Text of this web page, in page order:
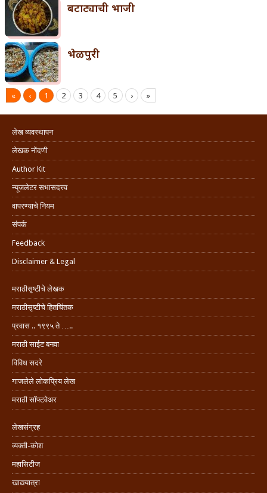
बटाट्याची भाजी
भेळपुरी
« ‹ 1 2 3 4 5 › »
लेख व्यवस्थापन
लेखक नोंदणी
Author Kit
न्यूजलेटर सभासदत्त्व
वापरण्याचे नियम
संपर्क
Feedback
Disclaimer & Legal
मराठीसृष्टीचे लेखक
मराठीसृष्टीचे हितचिंतक
प्रवास .. १९९५ ते …..
मराठी साईट बनवा
विविध सदरे
गाजलेले लोकप्रिय लेख
मराठी सॉफ्टवेअर
लेखसंग्रह
व्यक्ती-कोश
महासिटीज
खाद्ययात्रा